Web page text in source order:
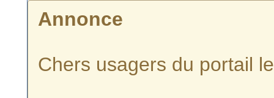
Annonce
Chers usagers du portail